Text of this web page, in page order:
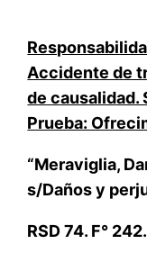
Accidente de
de
Prueba:
“Meraviglia,
s/Daños y
RSD 74. F°